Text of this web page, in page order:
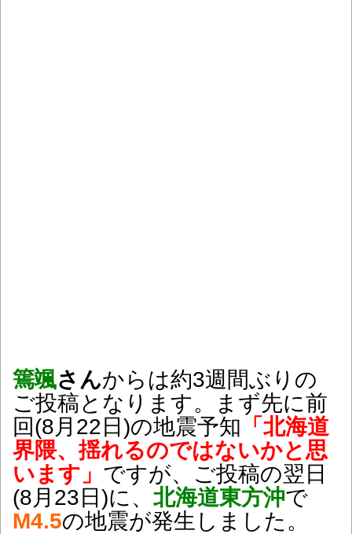
篶颯さんからは約3週間ぶりの
ご投稿となります。まず先に前
回(8月22日)の地震予知 「北海道
界隈、揺れるのではないかと思
います」 ですが、ご投稿の翌日
(8月23日)に、 北海道東方沖で
M4.5の地震が発生しました。